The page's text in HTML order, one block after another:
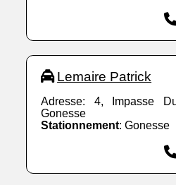
Lemaire Patrick
Adresse: 4, Impasse
Gonesse
Stationnement: Gonesse